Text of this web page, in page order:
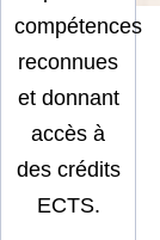
compétences
reconnues
et donnant
accès à
des crédits
ECTS.